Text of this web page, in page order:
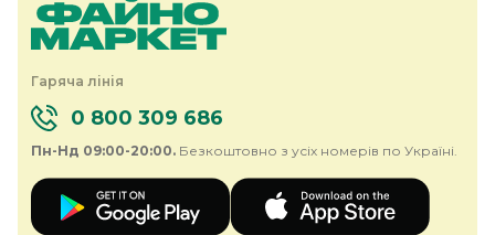
Гаряча лінія
0 800 309 686
Пн-Нд 09:00-20:00. Безкоштовно з усіх номерів по Україні.